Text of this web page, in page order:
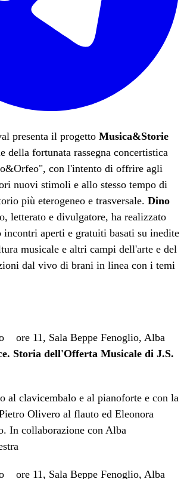
presenta il progetto Musica&Storie
della fortunata rassegna concertistica
con l'intento di offrire agli
nuovi stimoli e allo stesso tempo di
più eterogeneo e trasversale. Dino
letterato e divulgatore, ha realizzato
aperti e gratuiti basati su inedite
musicale e altri campi dell'arte e del
dal vivo di brani in linea con i temi
ore 11, Sala Beppe Fenoglio, Alba
Storia dell'Offerta Musicale di J.S.
al clavicembalo e al pianoforte e con la
Olivero al flauto ed Eleonora
In collaborazione con Alba
ore 11, Sala Beppe Fenoglio, Alba